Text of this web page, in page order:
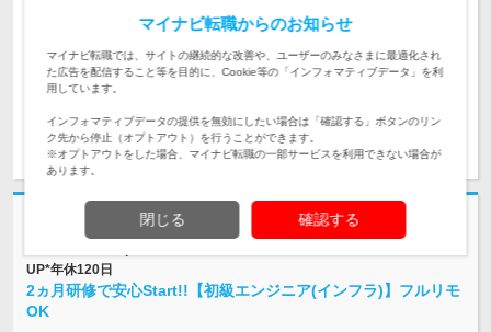
設立：2003年8月／従業員数：1,541人／本社所在
求人詳細を見る
志望動機・自己PR不要
UP*年休120日
2ヵ月研修で安心Start!!【初級エンジニア(インフラ)】フルリモ
OK
マイナビ転職からのお知らせ
マイナビ転職では、サイトの継続的な改善や、ユーザーのみなさまに最適化され
た広告を配信すること等を目的に、Cookie等の「インフォマティブデータ」を利
用しています。
インフォマティブデータの提供を無効にしたい場合は「確認する」ボタンのリン
ク先から停止（オプトアウト）を行うことができます。
※オプトアウトをした場合、マイナビ転職の一部サービスを利用できない場合が
あります。
閉じる 確認する